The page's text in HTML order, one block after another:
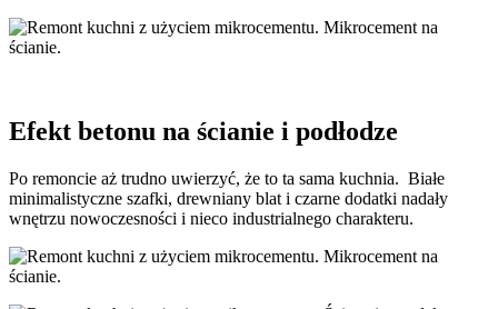
Efekt betonu na ścianie i podłodze
Po remoncie aż trudno uwierzyć, że to ta sama kuchnia. Białe
minimalistyczne szafki, drewniany blat i czarne dodatki nadały
wnętrzu nowoczesności i nieco industrialnego charakteru.